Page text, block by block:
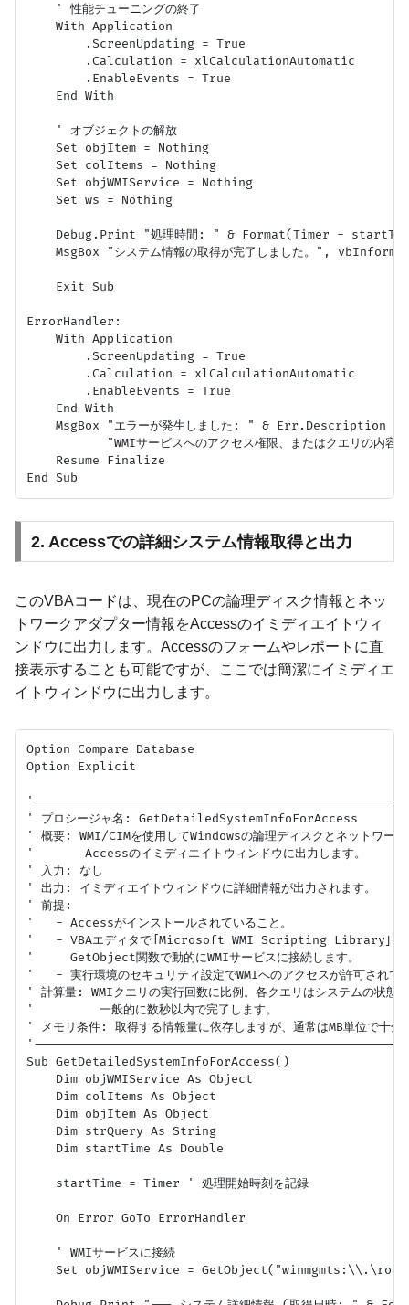
    ' 性能チューニングの終了
    With Application
        .ScreenUpdating = True
        .Calculation = xlCalculationAutomatic
        .EnableEvents = True
    End With
    ' オブジェクトの解放
    Set objItem = Nothing
    Set colItems = Nothing
    Set objWMIService = Nothing
    Set ws = Nothing
Debug.Print "処理時間: " & Format(Timer -
MsgBox "システム情報の取得が完了しました。",
    Exit Sub
ErrorHandler:
    With Application
        .ScreenUpdating = True
        .Calculation = xlCalculationAutomatic
        .EnableEvents = True
    End With
MsgBox "エラーが発生しました: " & Err.Description
"WMIサービスへのアクセス権限、またはクエリの内容
    Resume Finalize
2. Accessでの詳細システム情報取得と出力
このVBAコードは、現在のPCの論理ディスク情報とネッ
トワークアダプター情報をAccessのイミディエイトウィ
ンドウに出力します。Accessのフォームやレポートに直
接表示することも可能ですが、ここでは簡潔にイミディエ
イトウィンドウに出力します。
Option Compare Database
Option Explicit
' プロシージャ名: GetDetailedSystemInfoForAccess
' 概要: WMI/CIMを使用してWindowsの論理ディスクとネットワーク
'       Accessのイミディエイトウィンドウに出力します。
' 入力: なし
' 出力: イミディエイトウィンドウに詳細情報が出力されます。
' 前提:
'   - Accessがインストールされていること。
'   - VBAエディタで「Microsoft WMI Scripting Library」への
'     GetObject関数で動的にWMIサービスに接続します。
'   - 実行環境のセキュリティ設定でWMIへのアクセスが許可されて
' 計算量: WMIクエリの実行回数に比例。各クエリはシステムの状態
'         一般的に数秒以内で完了します。
' メモリ条件: 取得する情報量に依存しますが、通常はMB単位で十分
Sub GetDetailedSystemInfoForAccess()
    Dim objWMIService As Object
    Dim colItems As Object
    Dim objItem As Object
    Dim strQuery As String
    Dim startTime As Double
    startTime = Timer ' 処理開始時刻を記録
    On Error GoTo ErrorHandler
    ' WMIサービスに接続
Set objWMIService =